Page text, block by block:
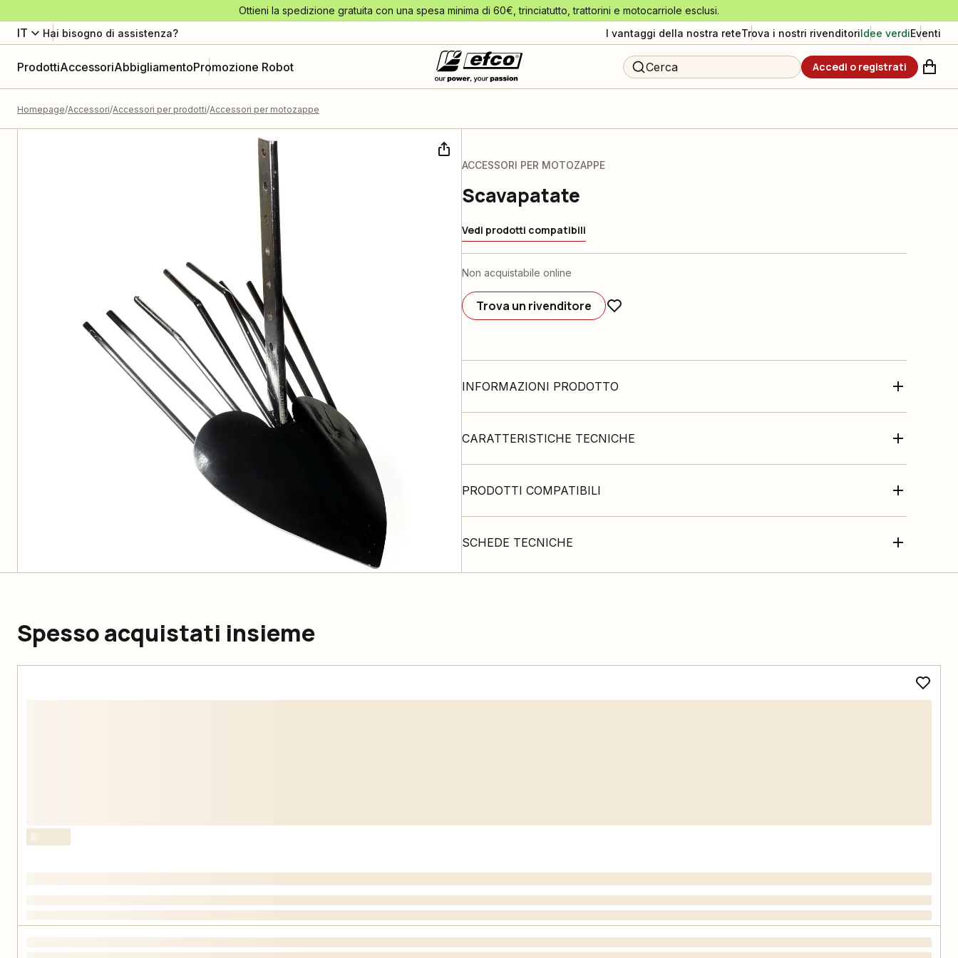
Ottieni la spedizione gratuita con una spesa minima di 60€, trinciatutto, trattorini e motocarriole esclusi.
IT Hai bisogno di assistenza? I vantaggi della nostra reteTrova i nostri rivenditoriIdee verdiEventi
ProdottiAccessoriAbbigliamentoPromozione Robot Cerca Accedi o registrati
Homepage Accessori Accessori per prodotti Accessori per motozappe
ACCESSORI PER MOTOZAPPE
Scavapatate
Vedi prodotti compatibili
Non acquistabile online
Trova un rivenditore
INFORMAZIONI PRODOTTO
CARATTERISTICHE TECNICHE
PRODOTTI COMPATIBILI
SCHEDE TECNICHE
Spesso acquistati insieme